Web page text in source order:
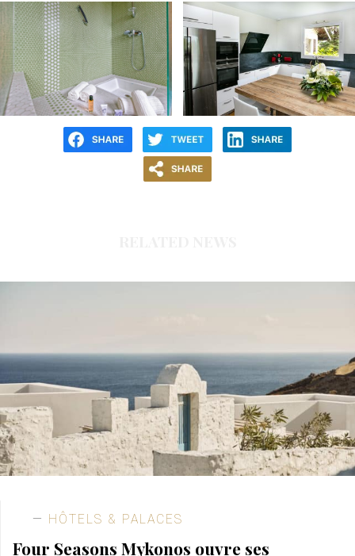
HÔTELS & PALACES
Four Seasons Mykonos ouvre ses